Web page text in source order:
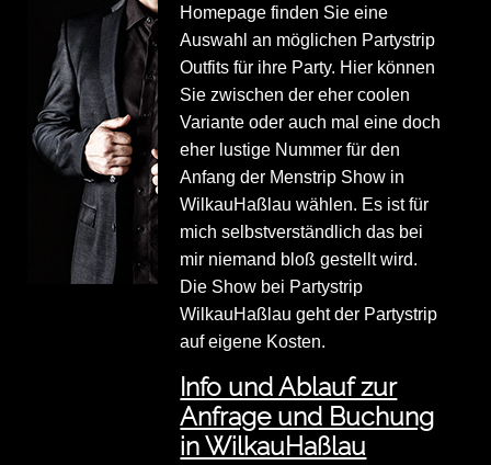
Homepage finden Sie eine
Auswahl an möglichen Partystrip
Outfits für ihre Party. Hier können
Sie zwischen der eher coolen
Variante oder auch mal eine doch
eher lustige Nummer für den
Anfang der Menstrip Show in
WilkauHaßlau wählen. Es ist für
mich selbstverständlich das bei
mir niemand bloß gestellt wird.
Die Show bei Partystrip
WilkauHaßlau geht der Partystrip
auf eigene Kosten.
Info und Ablauf zur
Anfrage und Buchung
in WilkauHaßlau